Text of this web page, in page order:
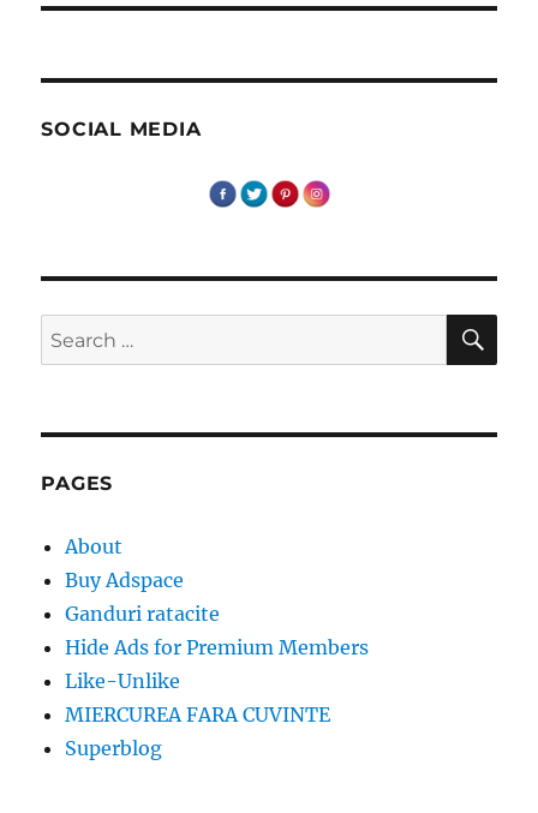
SOCIAL MEDIA
Search
for:
PAGES
About
Buy Adspace
Ganduri ratacite
Hide Ads for Premium Members
Like-Unlike
MIERCUREA FARA CUVINTE
Superblog